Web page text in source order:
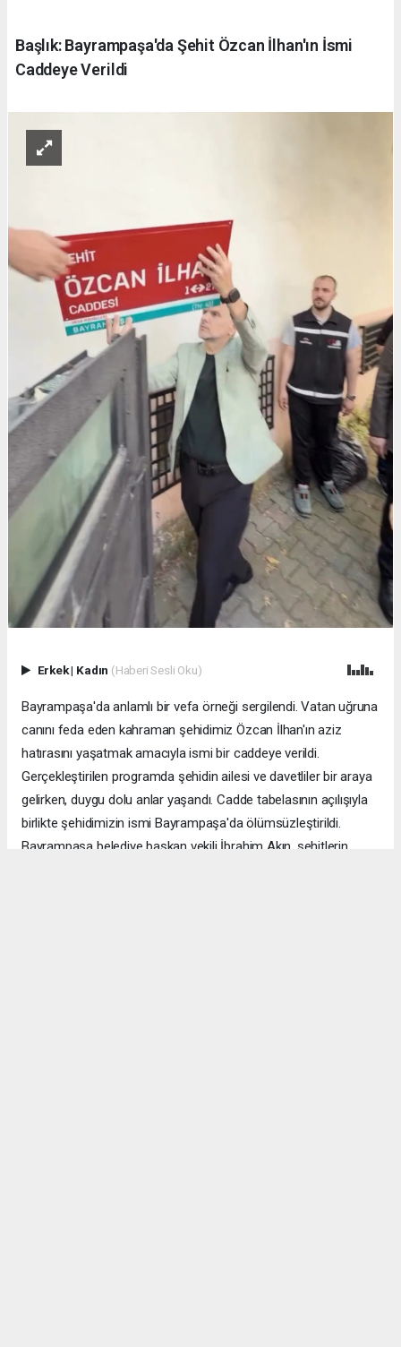
Başlık: Bayrampaşa'da Şehit Özcan İlhan'ın İsmi
Caddeye Verildi
Erkek| Kadın (Haberi Sesli Oku)
Bayrampaşa'da anlamlı bir vefa örneği sergilendi. Vatan uğruna
canını feda eden kahraman şehidimiz Özcan İlhan'ın aziz
hatırasını yaşatmak amacıyla ismi bir caddeye verildi.
Gerçekleştirilen programda şehidin ailesi ve davetliler bir araya
gelirken, duygu dolu anlar yaşandı. Cadde tabelasının açılışıyla
birlikte şehidimizin ismi Bayrampaşa'da ölümsüzleştirildi.
Bayrampaşa belediye başkan vekili İbrahim Akın, şehitlerin